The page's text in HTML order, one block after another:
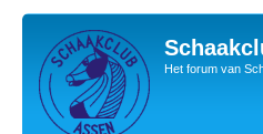
Het forum van